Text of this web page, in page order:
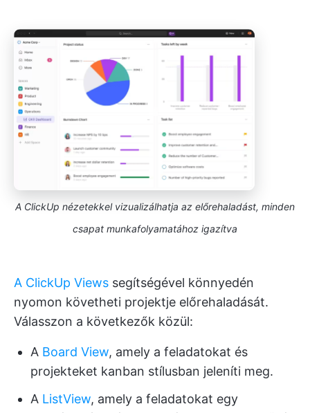
A ClickUp nézetekkel vizualizálhatja az előrehaladást, minden
csapat munkafolyamatához igazítva
A ClickUp Views segítségével könnyedén
nyomon követheti projektje előrehaladását.
Válasszon a következők közül:
A Board View, amely a feladatokat és
projekteket kanban stílusban jeleníti meg.
A ListView, amely a feladatokat egy